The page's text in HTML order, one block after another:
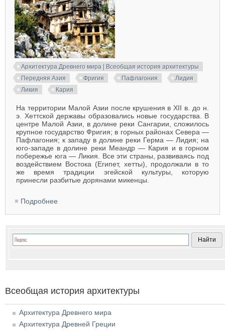
Архитектура Древнего мира | Всеобщая история архитектуры
Передняя Азия
Фригия Пафлагония
Лидия
Ликия
Кария
На территории Малой Азии после крушения в XII в. до н.
э. Хеттской державы образовались новые государства. В
центре Малой Азии, в долине реки Сангарии, сложилось
крупное государство Фригия; в горных районах Севера —
Пафлагония; к западу в долине реки Герма — Лидия; на
юго-западе в долине реки Меандр — Кария и в горном
побережье юга — Ликия. Все эти страны, развиваясь под
воздействием Востока (Египет, хетты), продолжали в то
же время традиции эгейской культуры, которую
принесли разбитые дорянами микенцы.
Подробнее
Всеобщая история архитектуры
Архитектура Древнего мира
Архитектура Древней Греции